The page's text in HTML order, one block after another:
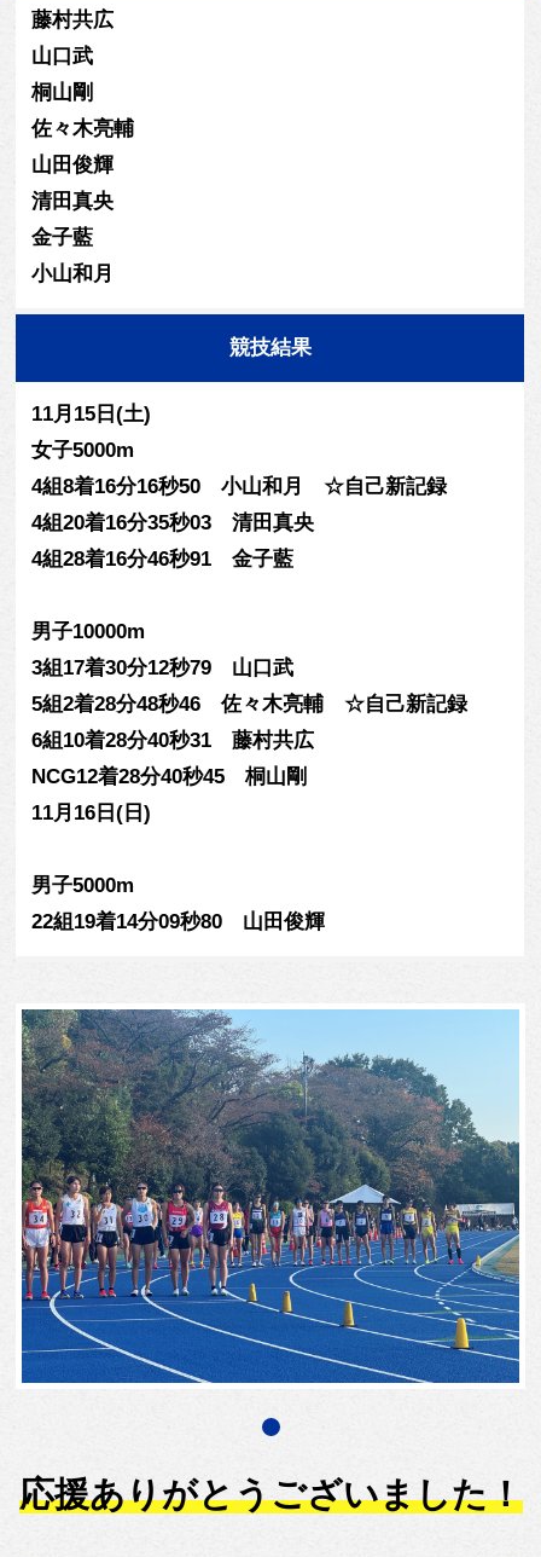
藤村共広
山口武
桐山剛
佐々木亮輔
山田俊輝
清田真央
金子藍
小山和月
競技結果
11月15日(土)
女子5000m
4組8着16分16秒50 小山和月 ☆自己新記録
4組20着16分35秒03 清田真央
4組28着16分46秒91 金子藍
男子10000m
3組17着30分12秒79 山口武
5組2着28分48秒46 佐々木亮輔 ☆自己新記録
6組10着28分40秒31 藤村共広
NCG12着28分40秒45 桐山剛
11月16日(日)
男子5000m
22組19着14分09秒80 山田俊輝
応援ありがとうございました！